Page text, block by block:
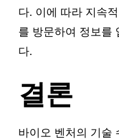
다. 이에 따라 지속
를 방문하여 정보를
다.
결론
바이오 벤처의 기술